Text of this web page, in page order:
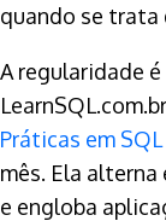
quando se trata
A regularidade
Práticas em SQL
mês. Ela
e engloba